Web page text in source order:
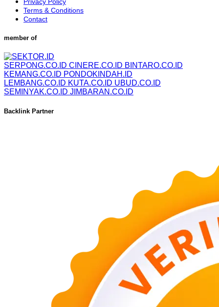
Terms & Conditions
Contact
member of
SERPONG.CO.ID CINERE.CO.ID BINTARO.CO.ID
KEMANG.CO.ID PONDOKINDAH.ID
LEMBANG.CO.ID KUTA.CO.ID UBUD.CO.ID
SEMINYAK.CO.ID JIMBARAN.CO.ID
Backlink Partner